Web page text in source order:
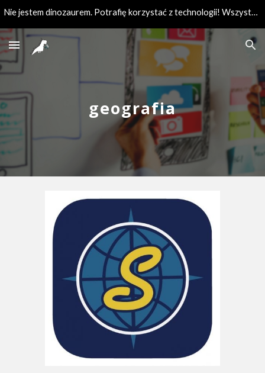
Nie jestem dinozaurem. Potrafię korzystać z technologii! Wszystkie zasoby przydatne podczas edukacji w jednym miejscu.
geografia